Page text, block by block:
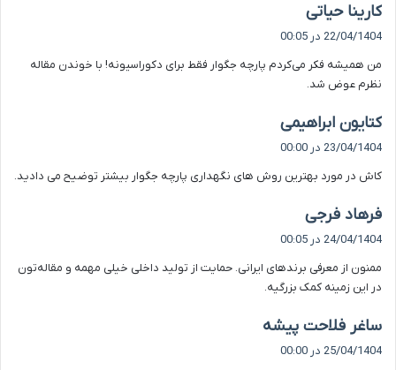
کارینا حیاتی
ف
:
22/04/1404 در 00:05
من همیشه فکر می‌کردم پارچه جگوار فقط برای دکوراسیونه! با خوندن مقاله
نظرم عوض شد.
کتایون ابراهیمی
:
23/04/1404 در 00:00
کاش در مورد بهترین روش های نگهداری پارچه جگوار بیشتر توضیح می دادید.
فرهاد فرجی
ف
:
24/04/1404 در 00:05
ممنون از معرفی برندهای ایرانی. حمایت از تولید داخلی خیلی مهمه و مقاله‌تون
در این زمینه کمک بزرگیه.
ساغر فلاحت پیشه
25/04/1404 در 00:00